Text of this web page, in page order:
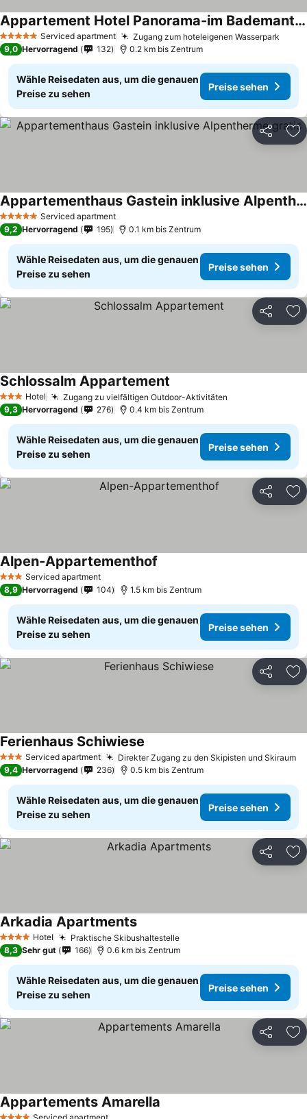
5 Sterne Serviced apartment Zugang zum hoteleigenen Wasserpark
Appartement Hotel Panorama-im Bademantel direkt in die Alpentherme
Preise sehen
9,0 Hervorragend 132 0.2 km bis Zentrum
Wähle Reisedaten aus, um die genauen
Preise zu sehen
Preise sehen
Teilen
5 Sterne Serviced apartment
Appartementhaus Gastein inklusive Alpentherme gratis
Preise sehen
9,2 Hervorragend 195 0.1 km bis Zentrum
Wähle Reisedaten aus, um die genauen
Preise zu sehen
Preise sehen
Teilen
3 SterneHotel Zugang zu vielfältigen Outdoor-Aktivitäten
Schlossalm Appartement
9,3 Hervorragend 276 0.4 km bis Zentrum
Wähle Reisedaten aus, um die genauen
Preise zu sehen
Preise sehen
Teilen
3 SterneServiced apartment
Alpen-Appartementhof
8,9 Hervorragend 104 1.5 km bis Zentrum
Wähle Reisedaten aus, um die genauen
Preise zu sehen
Preise sehen
Teilen
3 SterneServiced apartment Direkter Zugang zu den Skipisten und Skiraum
Ferienhaus Schiwiese
9,4 Hervorragend 236 0.5 km bis Zentrum
Wähle Reisedaten aus, um die genauen
Preise zu sehen
Preise sehen
Teilen
4 Sterne Hotel Praktische SkibushaltestellePreise sehen
Arkadia ApartmentsPreise sehen
8,3 Sehr gut 166 0.6 km bis Zentrum
Wähle Reisedaten aus, um die genauen
Preise zu sehen
Preise sehen
Teilen
Serviced apartment
Appartements Amarella